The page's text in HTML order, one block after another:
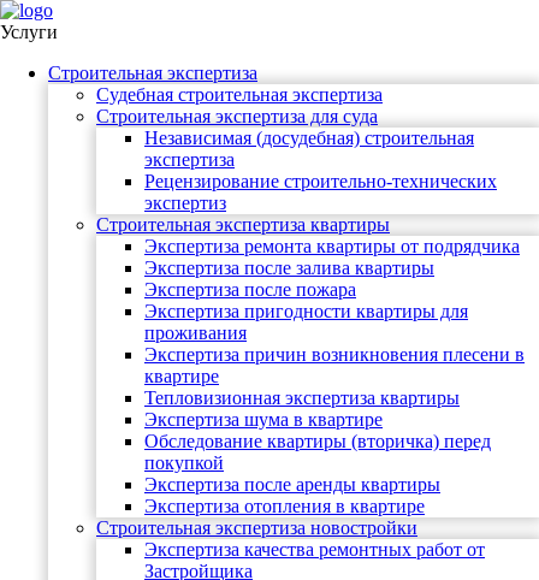
Услуги
Строительная экспертиза
Судебная строительная экспертиза
Строительная экспертиза для суда
Независимая (досудебная) строительная
экспертиза
Рецензирование строительно-технических
экспертиз
Строительная экспертиза квартиры
Экспертиза ремонта квартиры от подрядчика
Экспертиза после залива квартиры
Экспертиза после пожара
Экспертиза пригодности квартиры для
проживания
Экспертиза причин возникновения плесени в
квартире
Тепловизионная экспертиза квартиры
Экспертиза шума в квартире
Обследование квартиры (вторичка) перед
покупкой
Экспертиза после аренды квартиры
Экспертиза отопления в квартире
Строительная экспертиза новостройки
Экспертиза качества ремонтных работ от
Застройщика